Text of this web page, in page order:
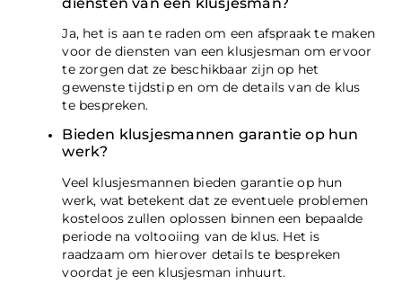
Ja, het is aan te raden om een afspraak te maken
voor de diensten van een klusjesman om ervoor
te zorgen dat ze beschikbaar zijn op het
gewenste tijdstip en om de details van de klus
te bespreken.
Bieden klusjesmannen garantie op hun
werk?
Veel klusjesmannen bieden garantie op hun
werk, wat betekent dat ze eventuele problemen
kosteloos zullen oplossen binnen een bepaalde
periode na voltooiing van de klus. Het is
raadzaam om hierover details te bespreken
voordat je een klusjesman inhuurt.